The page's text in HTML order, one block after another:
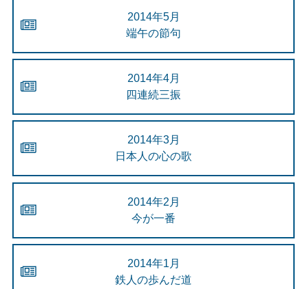
2014年5月
端午の節句
2014年4月
四連続三振
2014年3月
日本人の心の歌
2014年2月
今が一番
2014年1月
鉄人の歩んだ道